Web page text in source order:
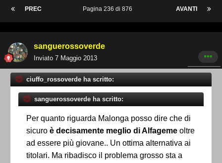
PREC AVANTI
Pagina 236 di 876
sanguerossoverde
Inviato 7 Maggio 2013
ciuffo_rossoverde ha scritto:
sanguerossoverde ha scritto:
Per quanto riguarda Malonga posso dire che di
sicuro è decisamente meglio di Alfageme oltre
ad essere più giovane.. Un ottima alternativa ai
titolari. Ma ribadisco il problema grosso sta a